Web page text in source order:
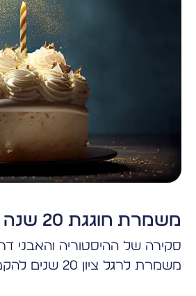
משמרת חוגגת 20 שנה להיווסדה
סקירה של ההיסטוריה והאבני
משמרת לרגל ציון 20 שנים להקמתה.